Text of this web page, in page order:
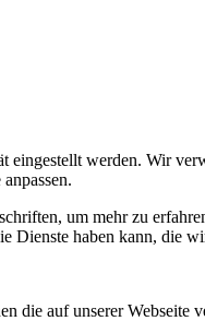
werden. Wir
um mehr zu
Dienste haben kann, die
die auf unserer Webseite